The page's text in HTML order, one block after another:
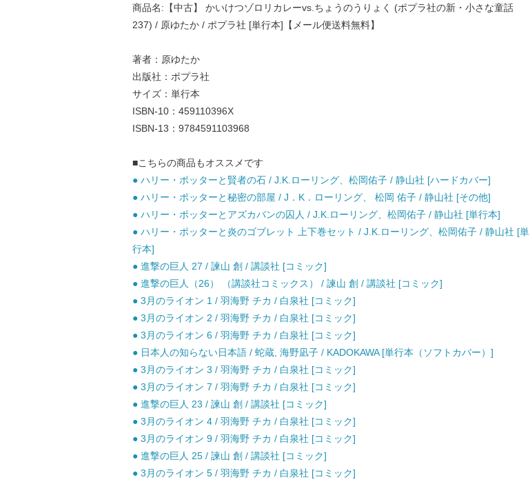
商品名:【中古】 かいけつゾロリカレーvs.ちょうのうりょく (ポプラ社の新・小さな童話
237) / 原ゆたか / ポプラ社 [単行本]【メール便送料無料】
著者：原ゆたか
出版社：ポプラ社
サイズ：単行本
ISBN-10：459110396X
ISBN-13：9784591103968
■こちらの商品もオススメです
● ハリー・ポッターと賢者の石 / J.K.ローリング、松岡佑子 / 静山社 [ハードカバー]
● ハリー・ポッターと秘密の部屋 / J．K．ローリング、 松岡 佑子 / 静山社 [その他]
● ハリー・ポッターとアズカバンの囚人 / J.K.ローリング、松岡佑子 / 静山社 [単行本]
● ハリー・ポッターと炎のゴブレット 上下巻セット / J.K.ローリング、松岡佑子 / 静山社 [単
行本]
● 進撃の巨人 27 / 諫山 創 / 講談社 [コミック]
● 進撃の巨人（26） （講談社コミックス） / 諫山 創 / 講談社 [コミック]
● 3月のライオン 1 / 羽海野 チカ / 白泉社 [コミック]
● 3月のライオン 2 / 羽海野 チカ / 白泉社 [コミック]
● 3月のライオン 6 / 羽海野 チカ / 白泉社 [コミック]
● 日本人の知らない日本語 / 蛇蔵, 海野凪子 / KADOKAWA [単行本（ソフトカバー）]
● 3月のライオン 3 / 羽海野 チカ / 白泉社 [コミック]
● 3月のライオン 7 / 羽海野 チカ / 白泉社 [コミック]
● 進撃の巨人 23 / 諫山 創 / 講談社 [コミック]
● 3月のライオン 4 / 羽海野 チカ / 白泉社 [コミック]
● 3月のライオン 9 / 羽海野 チカ / 白泉社 [コミック]
● 進撃の巨人 25 / 諫山 創 / 講談社 [コミック]
● 3月のライオン 5 / 羽海野 チカ / 白泉社 [コミック]